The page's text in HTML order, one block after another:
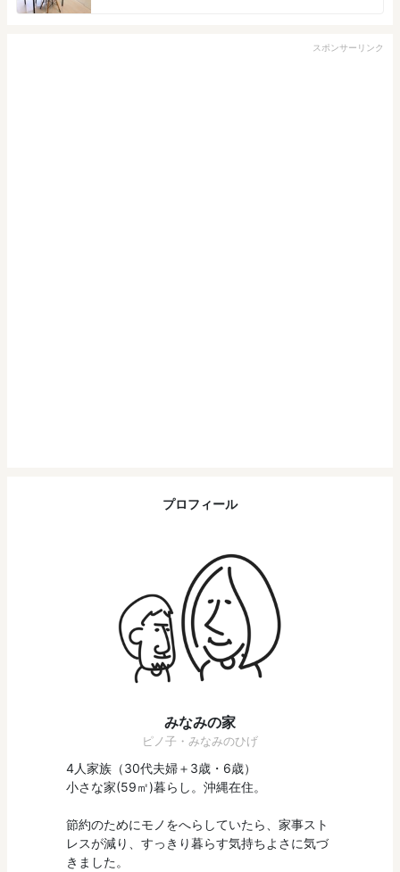
スポンサーリンク
プロフィール
みなみの家
ピノ子・みなみのひげ
4人家族（30代夫婦＋3歳・6歳）
小さな家(59㎡)暮らし。沖縄在住。
節約のためにモノをへらしていたら、家事スト
レスが減り、すっきり暮らす気持ちよさに気づ
きました。